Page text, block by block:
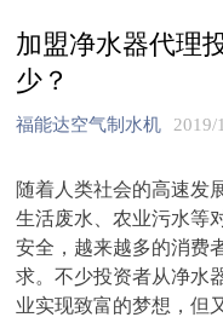
加盟净水器代理
少？
福能达空气制水机 2019/
随着人类社会的高速发
生活废水、农业污水等
安全，越来越多的消费
求。不少投资者从净水
业实现致富的梦想，但